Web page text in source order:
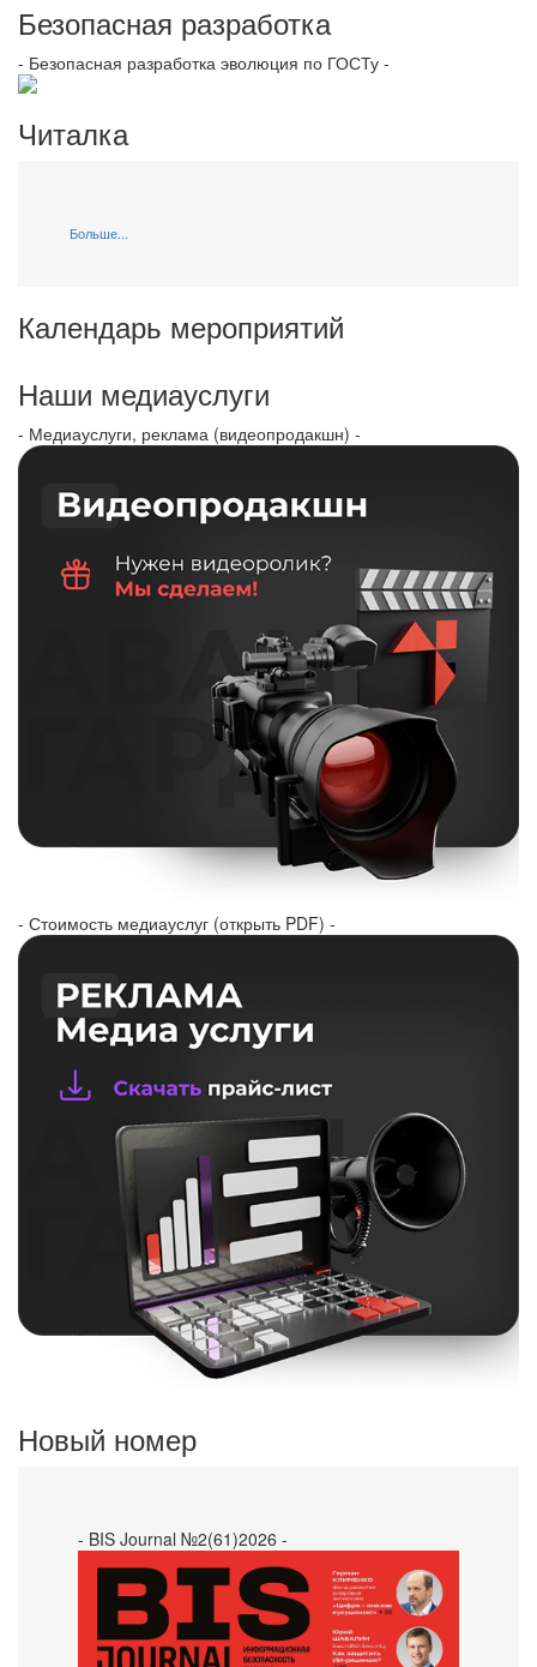
Безопасная разработка
- Безопасная разработка эволюция по ГОСТу -
Читалка
Больше...
Календарь мероприятий
Наши медиауслуги
- Медиауслуги, реклама (видеопродакшн) -
- Стоимость медиауслуг (открыть PDF) -
Новый номер
- BIS Journal №2(61)2026 -